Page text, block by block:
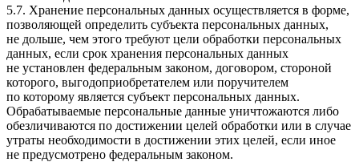
5.7. Хранение персональных данных осуществляется в форме,
позволяющей определить субъекта персональных данных,
не дольше, чем этого требуют цели обработки персональных
данных, если срок хранения персональных данных
не установлен федеральным законом, договором, стороной
которого, выгодоприобретателем или поручителем
по которому является субъект персональных данных.
Обрабатываемые персональные данные уничтожаются либо
обезличиваются по достижении целей обработки или в случае
утраты необходимости в достижении этих целей, если иное
не предусмотрено федеральным законом.